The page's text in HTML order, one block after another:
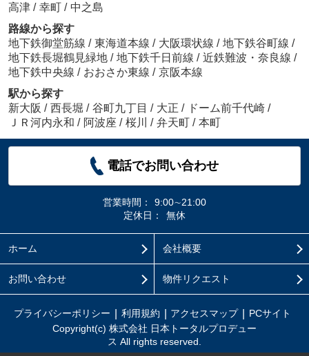
高津 / 幸町 / 中之島
路線から探す
地下鉄御堂筋線 / 東海道本線 / 大阪環状線 / 地下鉄谷町線 /
地下鉄長堀鶴見緑地 / 地下鉄千日前線 / 近鉄難波・奈良線 /
地下鉄中央線 / おおさか東線 / 京阪本線
駅から探す
新大阪 / 西長堀 / 谷町九丁目 / 大正 / ドーム前千代崎 /
ＪＲ河内永和 / 阿波座 / 桜川 / 弁天町 / 本町
電話でお問い合わせ
営業時間：
9:00∼21:00
定休日：
無休
ホーム 会社概要
お問い合わせ 物件リクエスト
プライバシーポリシー 利用規約 アクセスマップ
PCサイト
Copyright(c) 株式会社 日本トータルプロデュー
ス All rights reserved.